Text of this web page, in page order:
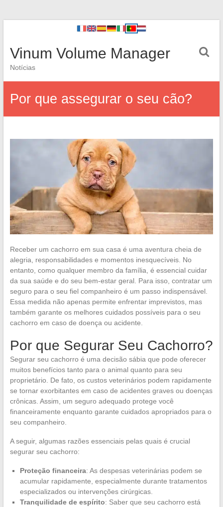
Vinum Volume Manager
Notícias
Por que assegurar o seu cão?
Receber um cachorro em sua casa é uma aventura cheia de
alegria, responsabilidades e momentos inesquecíveis. No
entanto, como qualquer membro da família, é essencial cuidar
da sua saúde e do seu bem-estar geral. Para isso, contratar um
seguro para o seu fiel companheiro é um passo indispensável.
Essa medida não apenas permite enfrentar imprevistos, mas
também garante os melhores cuidados possíveis para o seu
cachorro em caso de doença ou acidente.
Por que Segurar Seu Cachorro?
Segurar seu cachorro é uma decisão sábia que pode oferecer
muitos benefícios tanto para o animal quanto para seu
proprietário. De fato, os custos veterinários podem rapidamente
se tornar exorbitantes em caso de acidentes graves ou doenças
crônicas. Assim, um seguro adequado protege você
financeiramente enquanto garante cuidados apropriados para o
seu companheiro.
A seguir, algumas razões essenciais pelas quais é crucial
segurar seu cachorro:
Proteção financeira: As despesas veterinárias podem se
acumular rapidamente, especialmente durante tratamentos
especializados ou intervenções cirúrgicas.
Tranquilidade de espírito: Saber que seu cachorro está